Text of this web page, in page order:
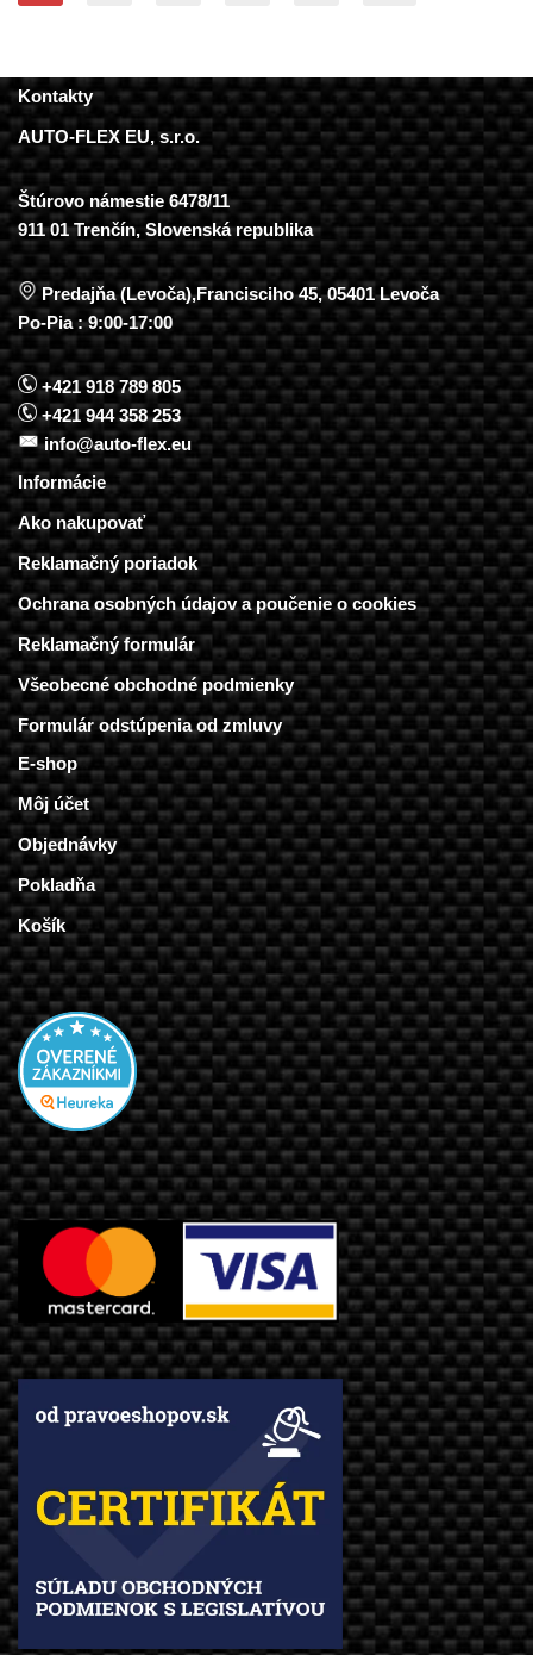
Kontakty
AUTO-FLEX EU, s.r.o.
Štúrovo námestie 6478/11
911 01 Trenčín, Slovenská republika
Predajňa (Levoča),Francisciho 45, 05401 Levoča
Po-Pia : 9:00-17:00
+421 918 789 805
+421 944 358 253
info@auto-flex.eu
Informácie
Ako nakupovať
Reklamačný poriadok
Ochrana osobných údajov a poučenie o cookies
Reklamačný formulár
Všeobecné obchodné podmienky
Formulár odstúpenia od zmluvy
E-shop
Môj účet
Objednávky
Pokladňa
Košík